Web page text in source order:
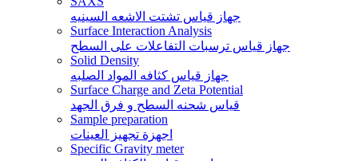
جهاز قياس تشتت الاشعه السينيه
Surface Interaction Analysis
جهاز قياس ترسبات التفاعلات على السطح
Solid Density
جهاز قياس كثافه المواد الصلبه
Surface Charge and Zeta Potential
قياس شحنه السطح و فرق الجهد
Sample preparation
اجهزة تجهيز العينات
Specific Gravity meter